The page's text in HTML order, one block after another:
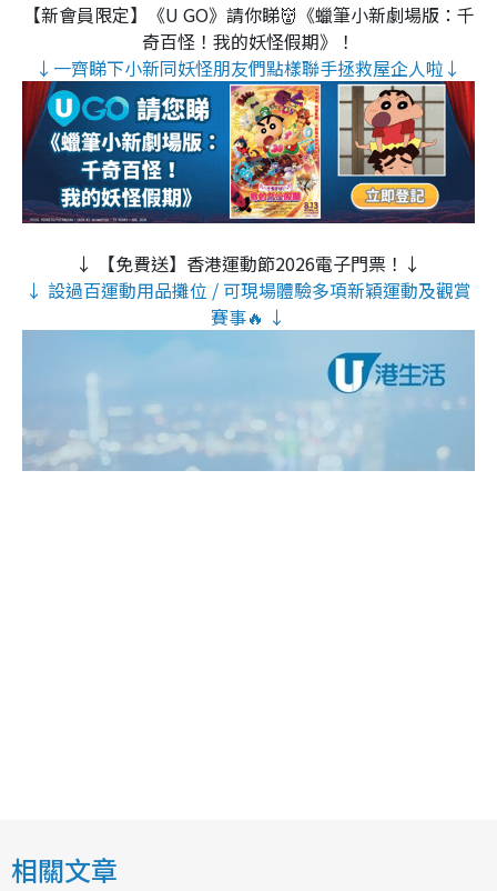
【新會員限定】《U GO》請你睇👹《蠟筆小新劇場版：千
奇百怪！我的妖怪假期》！
↓一齊睇下小新同妖怪朋友們點樣聯手拯救屋企人啦↓
↓ 【免費送】香港運動節2026電子門票！↓
↓ 設過百運動用品攤位 / 可現場體驗多項新穎運動及觀賞
賽事🔥 ↓
相關文章